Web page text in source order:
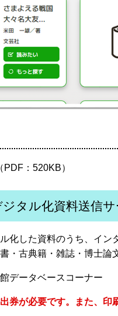
（PDF：520KB）
タル化資料送信サ
化した資料のうち、イ
・古典籍・雑誌・博士論
データベースコーナー
券が必要です。また、印